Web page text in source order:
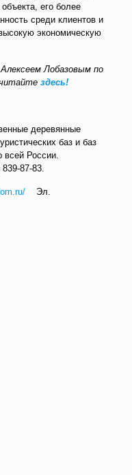
его более
среди клиентов и
экономическую
Лобазовым по
здесь!
деревянные
баз и баз
всей России.
839-87-83.
Эл.